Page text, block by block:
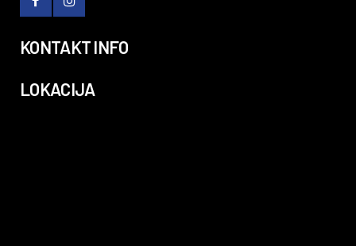
KONTAKT INFO
LOKACIJA